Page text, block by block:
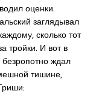
оценки.
заглядывал
сколько тот
тройки. И вот в
ждал
тишине,